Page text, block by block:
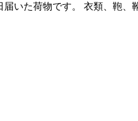
いた荷物です。 衣類、鞄